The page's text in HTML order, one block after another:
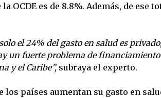
OCDE es de 8.8%. Además, de ese
solo el 24% del gasto en salud es
un fuerte problema de
y el Caribe”,subraya el experto.
los países aumentan su gasto en